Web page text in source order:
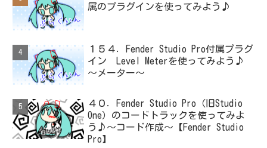
属のプラグインを使ってみよう♪
１５４．Fender Studio Pro付属プラグ
イン Level Meterを使ってみよう♪
～メーター～
４０．Fender Studio Pro（旧Studio
One）のコードトラックを使ってみよ
う♪～コード作成～【Fender Studio
Pro】